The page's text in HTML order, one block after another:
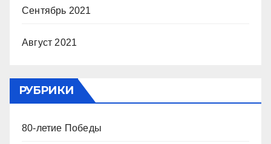
Сентябрь 2021
Август 2021
РУБРИКИ
80-летие Победы